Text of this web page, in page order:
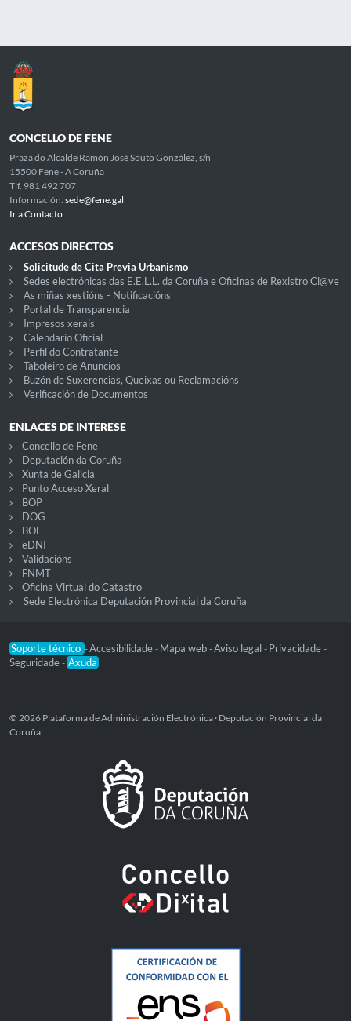
CONCELLO DE FENE
Praza do Alcalde Ramón José Souto González, s/n
15500 Fene - A Coruña
Tlf. 981 492 707
Información: sede@fene.gal
Ir a Contacto
ACCESOS DIRECTOS
Solicitude de Cita Previa Urbanismo
Sedes electrónicas das E.E.L.L. da Coruña e Oficinas de Rexistro Cl@ve
As miñas xestións - Notificacións
Portal de Transparencia
Impresos xerais
Calendario Oficial
Perfil do Contratante
Taboleiro de Anuncios
Buzón de Suxerencias, Queixas ou Reclamacións
Verificación de Documentos
ENLACES DE INTERESE
Concello de Fene
Deputación da Coruña
Xunta de Galicia
Punto Acceso Xeral
BOP
DOG
BOE
eDNI
Validacións
FNMT
Oficina Virtual do Catastro
Sede Electrónica Deputación Provincial da Coruña
Soporte técnico -Accesibilidade - Mapa web -Aviso legal - Privacidade -
Seguridade - Axuda
© 2026 Plataforma de Administración Electrónica · Deputación Provincial da
Coruña